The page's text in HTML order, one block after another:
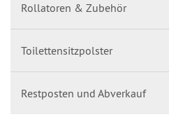
Rollatoren & Zubehör
Toilettensitzpolster
Restposten und Abverkauf